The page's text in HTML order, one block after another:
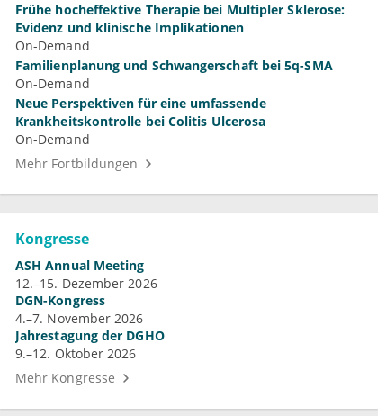
Frühe hocheffektive Therapie bei Multipler Sklerose:
Evidenz und klinische Implikationen
On-Demand
Familienplanung und Schwangerschaft bei 5q-SMA
On-Demand
Neue Perspektiven für eine umfassende
Krankheitskontrolle bei Colitis Ulcerosa
On-Demand
Mehr Fortbildungen
Kongresse
ASH Annual Meeting
12.–15. Dezember 2026
DGN-Kongress
4.–7. November 2026
Jahrestagung der DGHO
9.–12. Oktober 2026
Mehr Kongresse